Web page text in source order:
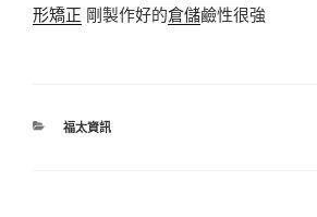
形矯正 剛製作好的倉儲鹼性很強
分
福太資訊